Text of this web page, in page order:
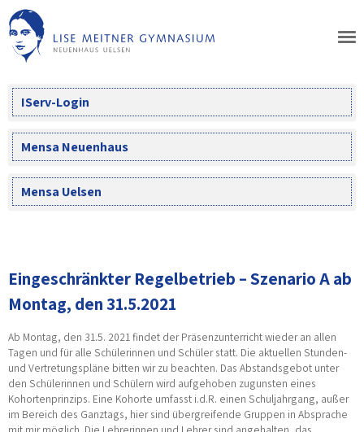
Skip
to
content
IServ-Login
Mensa Neuenhaus
Mensa Uelsen
Eingeschränkter Regelbetrieb – Szenario A ab
Montag, den 31.5.2021
Ab Montag, den 31.5. 2021 findet der Präsenzunterricht wieder an allen
Tagen und für alle Schülerinnen und Schüler statt. Die aktuellen Stunden-
und Vertretungspläne bitten wir zu beachten. Das Abstandsgebot unter
den Schülerinnen und Schülern wird aufgehoben zugunsten eines
Kohortenprinzips. Eine Kohorte umfasst i.d.R. einen Schuljahrgang, außer
im Bereich des Ganztags, hier sind übergreifende Gruppen in Absprache